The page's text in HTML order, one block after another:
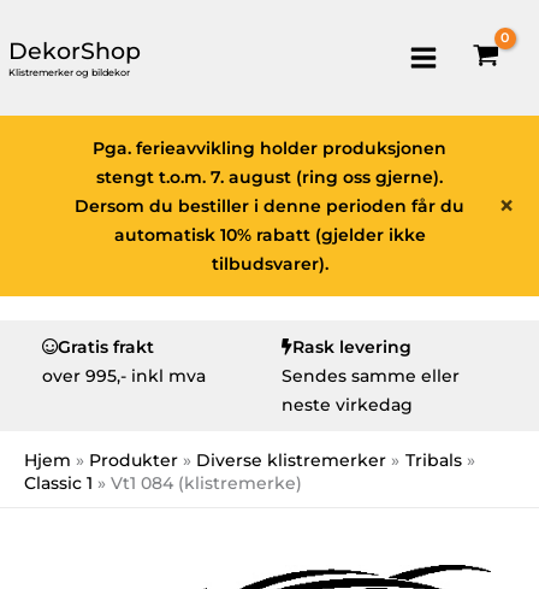
DekorShop
Klistremerker og bildekor
×
Pga. ferieavvikling holder produksjonen
stengt t.o.m. 7. august (ring oss gjerne).
Dersom du bestiller i denne perioden får du
automatisk 10% rabatt (gjelder ikke
tilbudsvarer).
Gratis frakt
over 995,- inkl mva
Rask levering
Sendes samme eller
neste virkedag
Hjem Produkter Diverse klistremerker
Tribals
Classic 1
Vt1 084 (klistremerke)